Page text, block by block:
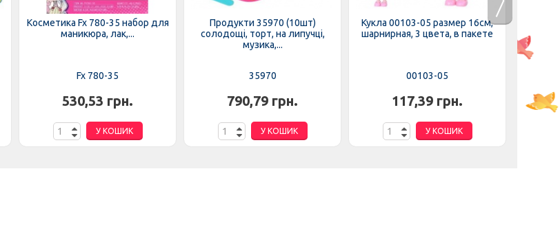
Косметика Fx 780-35 набор для
маникюра, лак,...
Fx 780-35
530,53 грн.
У КОШИК
Продукти 35970 (10шт)
солодощі, торт, на липучці,
музика,...
35970
790,79 грн.
У КОШИК
Кукла 00103-05 размер 16см,
шарнирная, 3 цвета, в пакете
00103-05
117,39 грн.
У КОШИК